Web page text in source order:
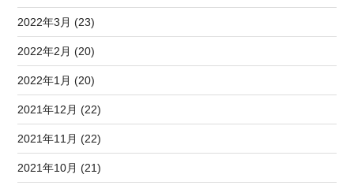
2022年3月 (23)
2022年2月 (20)
2022年1月 (20)
2021年12月 (22)
2021年11月 (22)
2021年10月 (21)